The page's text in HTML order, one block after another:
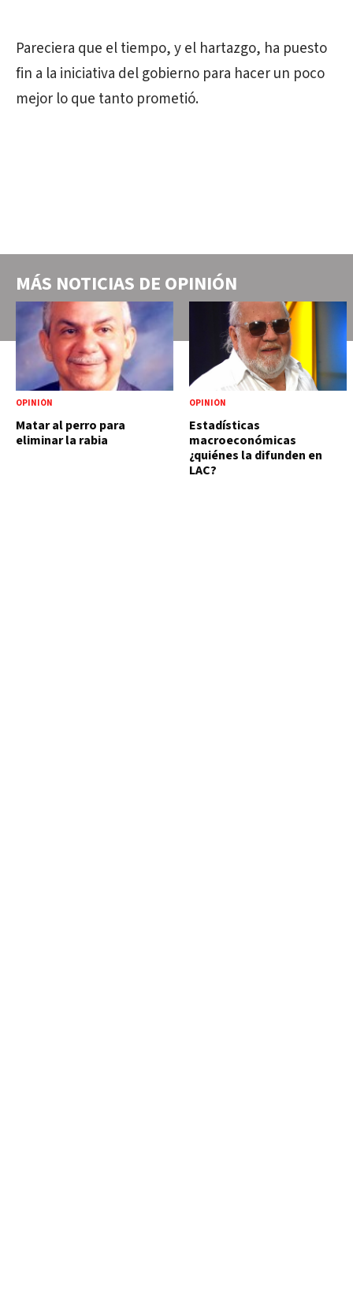
Pareciera que el tiempo, y el hartazgo, ha puesto
fin a la iniciativa del gobierno para hacer un poco
mejor lo que tanto prometió.
MÁS NOTICIAS DE OPINIÓN
OPINIÓN
Matar al perro para
eliminar la rabia
OPINIÓN
Estadísticas
macroeconómicas
¿quiénes la difunden en
LAC?